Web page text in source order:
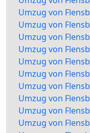
Umzug von
Umzug von
Umzug von
Umzug von
Umzug von
Umzug von
Umzug von
Umzug von
Umzug von
Umzug von